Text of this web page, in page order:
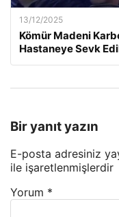
13/12/2025
Kömür Madeni
Hastaneye Sevk
Bir yanıt yazın
E-posta adresiniz
ile işaretlenmişlerdir
Yorum *